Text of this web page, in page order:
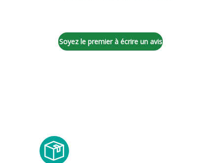
Soyez le premier à écrire un avis